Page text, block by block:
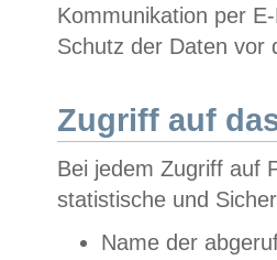
Kommunikation per
Schutz der Daten vor
Zugriff auf
Bei jedem Zugriff auf
statistische und
Name der